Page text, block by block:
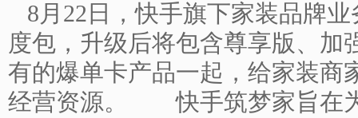
8月22日，快手旗下家装品牌
度包，升级后将包含尊享版、加
有的爆单卡产品一起，给家装商
经营资源。 快手筑梦家旨在